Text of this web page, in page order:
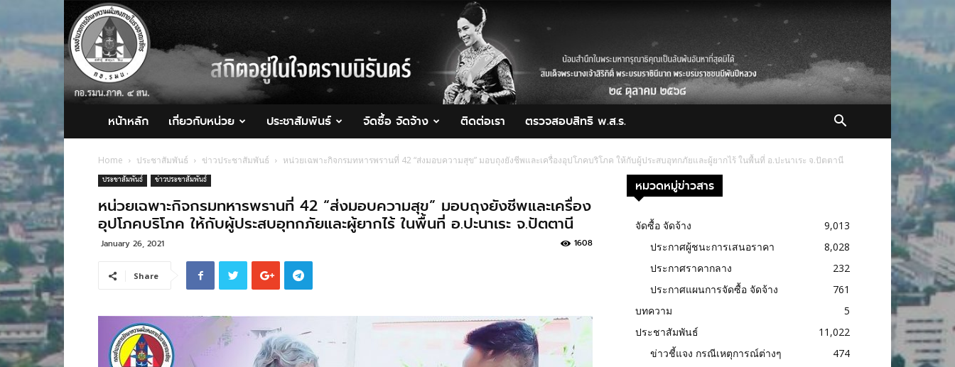
กอ.รมน.ภาค
4
สน.
หน้าหลัก เกี่ยวกับหน่วย ประชาสัมพันธ์ จัดซื้อ จัดจ้าง ติดต่อเรา ตรวจสอบสิทธิ พ.ส.ร.
Home ประชาสัมพันธ์ ข่าวประชาสัมพันธ์ หน่วยเฉพาะกิจกรมทหารพรานที่ 42 “ส่งมอบความสุข” มอบถุงยังชีพและเครื่องอุปโภคบริโภค ให้กับผู้ประสบอุทกภัยและผู้ยากไร้ ในพื้นที่ อ.ปะนาเระ จ.ปัตตานี
ประชาสัมพันธ์ ข่าวประชาสัมพันธ์
หน่วยเฉพาะกิจกรมทหารพรานที่ 42 “ส่งมอบความสุข” มอบถุงยังชีพและเครื่อง
อุปโภคบริโภค ให้กับผู้ประสบอุทกภัยและผู้ยากไร้ ในพื้นที่ อ.ปะนาเระ จ.ปัตตานี
January 26, 2021 1608
Share
หมวดหมู่ข่าวสาร
จัดซื้อ จัดจ้าง
9,013
ประกาศผู้ชนะการเสนอราคา
8,028
ประกาศราคากลาง
232
ประกาศแผนการจัดซื้อ จัดจ้าง
761
บทความ
5
ประชาสัมพันธ์
11,022
ข่าวชี้แจง กรณีเหตุการณ์ต่างๆ
474